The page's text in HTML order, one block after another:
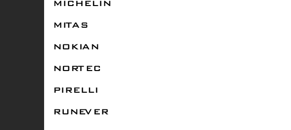
MICHELIN
MITAS
NOKIAN
NORTEC
PIRELLI
RUNEVER